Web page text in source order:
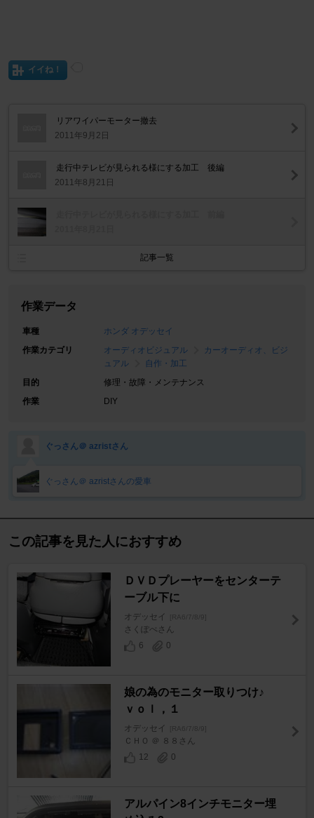
イイね！
リアワイパーモーター撤去
2011年9月2日
走行中テレビが見られる様にする加工 後編
2011年8月21日
記事一覧
作業データ
車種
ホンダ オデッセイ
作業カテゴリ
オーディオビジュアル
カーオーディオ、ビジ
ュアル
自作・加工
目的
修理・故障・メンテナンス
作業
DIY
ぐっさん＠ azristさん
ぐっさん＠ azristさんの愛車
この記事を見た人におすすめ
ＤＶＤプレーヤーをセンターテ
ーブル下に
オデッセイ [RA6/7/8/9]
さくぽぺさん
6
0
娘の為のモニター取りつけ♪
ｖｏｌ，１
オデッセイ [RA6/7/8/9]
ＣＨＯ ＠ ８８さん
12
0
アルパイン8インチモニター埋